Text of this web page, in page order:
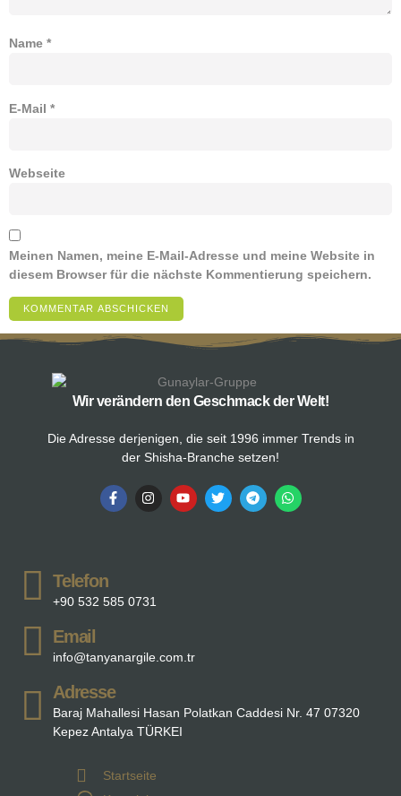
Name *
E-Mail *
Webseite
Meinen Namen, meine E-Mail-Adresse und meine Website in
diesem Browser für die nächste Kommentierung speichern.
Wir verändern den Geschmack der Welt!
Die Adresse derjenigen, die seit 1996 immer Trends in
der Shisha-Branche setzen!
Telefon
+90 532 585 0731
Email
info@tanyanargile.com.tr
Adresse
Baraj Mahallesi Hasan Polatkan Caddesi Nr. 47 07320
Kepez Antalya TÜRKEI
Startseite